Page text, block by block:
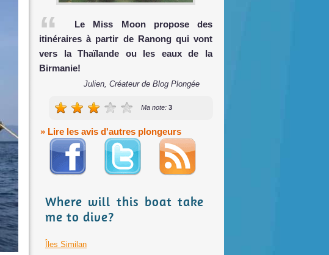
Le Miss Moon propose des
itinéraires à partir de Ranong qui vont
vers la Thaïlande ou les eaux de la
Birmanie!
Julien, Créateur de Blog Plongée
Ma note: 3
» Lire les avis d'autres plongeurs
Where will this boat take
me to dive?
Îles Similan